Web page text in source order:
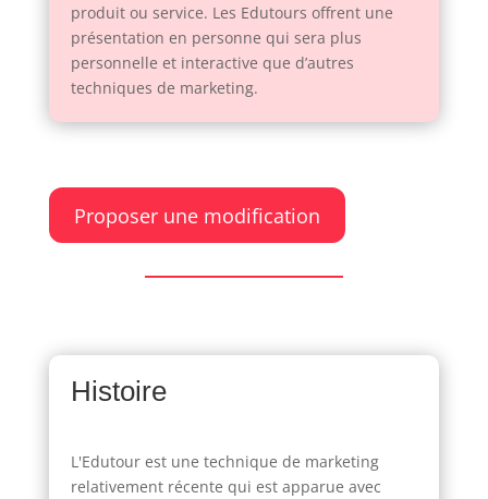
produit ou service. Les Edutours offrent une
présentation en personne qui sera plus
personnelle et interactive que d’autres
techniques de marketing.
Proposer une modification
Histoire
L'Edutour est une technique de marketing
relativement récente qui est apparue avec